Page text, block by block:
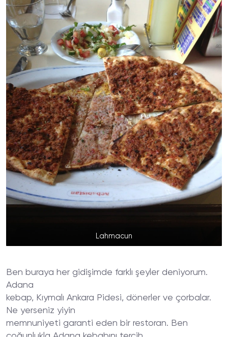
Lahmacun
Ben buraya her gidişimde farklı şeyler deniyorum.
Adana
kebap, Kıymalı Ankara Pidesi, dönerler ve çorbalar.
Ne yerseniz yiyin
memnuniyeti garanti eden bir restoran. Ben